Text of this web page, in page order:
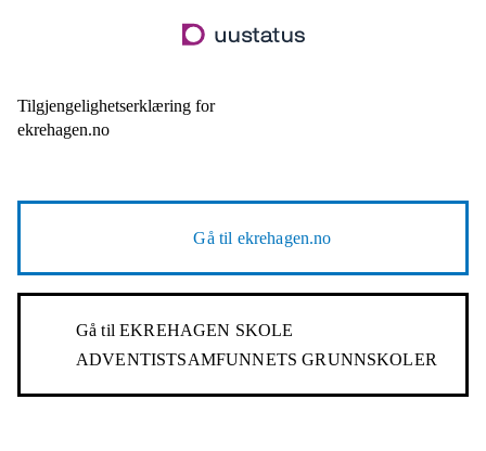
til
Tilgjengelighetserklæring for
ekrehagen.no
Gå til ekrehagen.no
Gå tilEKREHAGEN SKOLE
ADVENTISTSAMFUNNETS GRUNNSKOLER